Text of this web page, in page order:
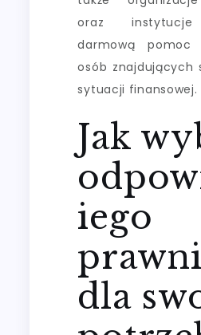
oraz
darmową pomoc
osób znajdujących
sytuacji finansowej.
Jak
iego
dla